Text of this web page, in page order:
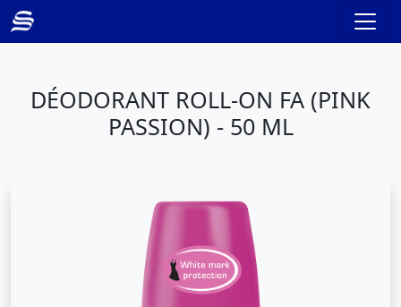
DÉODORANT ROLL-ON FA (PINK
PASSION) - 50 ML